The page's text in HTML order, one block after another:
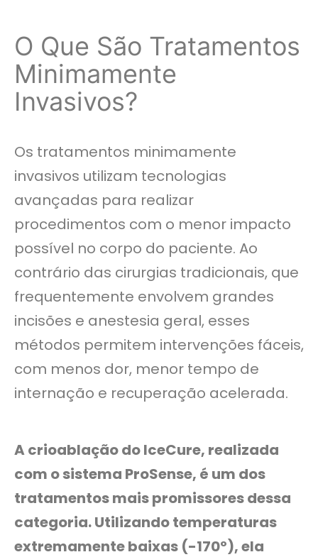
O Que São Tratamentos
Minimamente
Invasivos?
Os tratamentos minimamente
invasivos utilizam tecnologias
avançadas para realizar
procedimentos com o menor impacto
possível no corpo do paciente. Ao
contrário das cirurgias tradicionais, que
frequentemente envolvem grandes
incisões e anestesia geral, esses
métodos permitem intervenções fáceis,
com menos dor, menor tempo de
internação e recuperação acelerada.
A crioablação do IceCure, realizada
com o sistema ProSense, é um dos
tratamentos mais promissores dessa
categoria. Utilizando temperaturas
extremamente baixas (-170º), ela